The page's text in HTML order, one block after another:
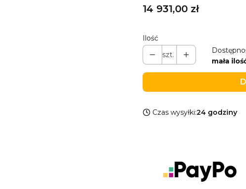
Cena
14 931,00 zł
Ilość
szt.
mała
Czas wysyłki:24 godziny